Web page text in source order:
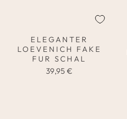
ELEGANTER
LOEVENICH FAKE
FUR SCHAL
39,95 €